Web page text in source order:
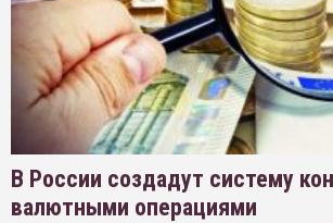
В России создадут систему
валютными операциями